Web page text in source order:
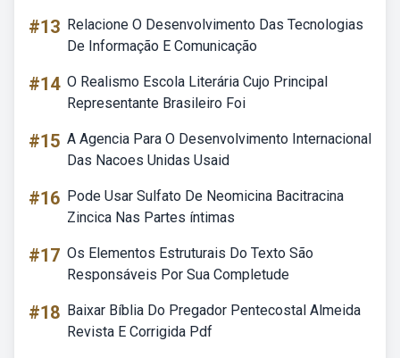
#13 Relacione O Desenvolvimento Das Tecnologias
De Informação E Comunicação
#14 O Realismo Escola Literária Cujo Principal
Representante Brasileiro Foi
#15 A Agencia Para O Desenvolvimento Internacional
Das Nacoes Unidas Usaid
#16 Pode Usar Sulfato De Neomicina Bacitracina
Zincica Nas Partes íntimas
#17 Os Elementos Estruturais Do Texto São
Responsáveis Por Sua Completude
#18 Baixar Bíblia Do Pregador Pentecostal Almeida
Revista E Corrigida Pdf